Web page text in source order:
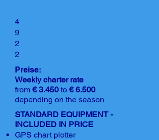
4
9
2
2
Preise:
Weekly charter rate
from € 3.450 to € 6.500
depending on the season
STANDARD EQUIPMENT -
INCLUDED IN PRICE
GPS chart plotter